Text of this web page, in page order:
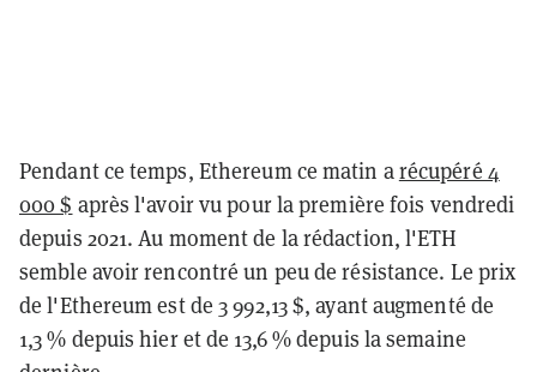
Pendant ce temps, Ethereum ce matin arécupéré 4
000 $ après l'avoir vu pour la première fois vendredi
depuis 2021. Au moment de la rédaction, l'ETH
semble avoir rencontré un peu de résistance. Le prix
de l'Ethereum est de 3 992,13 $, ayant augmenté de
1,3 % depuis hier et de 13,6 % depuis la semaine